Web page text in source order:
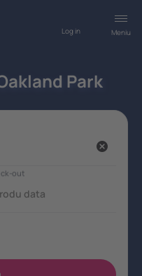
Meniu
Log in
Park